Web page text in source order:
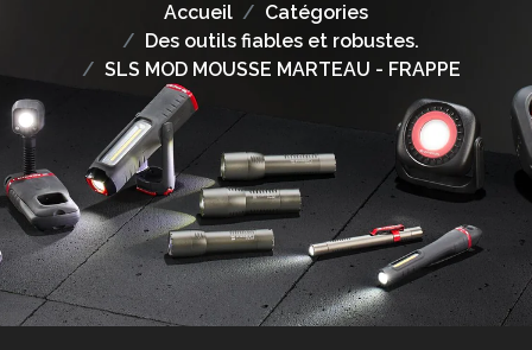
Accueil
Catégories
Des outils fiables et robustes.
SLS MOD MOUSSE MARTEAU - FRAPPE